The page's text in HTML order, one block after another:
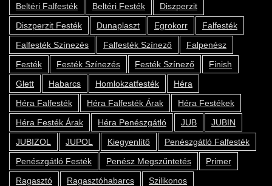
Beltéri Falfesték
Beltéri Festék
Diszperzit
Diszperzit Festék
Dunaplaszt Egrokorr
Falfesték
Falfesték Színezés
Falfesték Színező
Falpenész
Festék
Festék Színezés Festék Színező
Finish
Glett
Habarcs Homlokzatfesték
Héra
Héra Falfesték
Héra Falfesték Árak
Héra Festékek
Héra Festék Árak
Héra Penészgátló JUB
JUBIN
JUBIZOL
JUPOL Kiegyenlítő
Penészgátló Falfesték
Penészgátló Festék
Penész Megszűntetés
Primer
Ragasztó
Ragasztóhabarcs Szilikonos